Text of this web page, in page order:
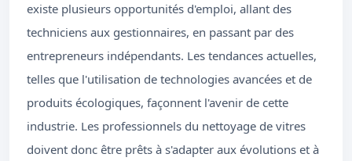
existe plusieurs opportunités d'emploi, allant des
techniciens aux gestionnaires, en passant par des
entrepreneurs indépendants. Les tendances actuelles,
telles que l'utilisation de technologies avancées et de
produits écologiques, façonnent l'avenir de cette
industrie. Les professionnels du nettoyage de vitres
doivent donc être prêts à s'adapter aux évolutions et à